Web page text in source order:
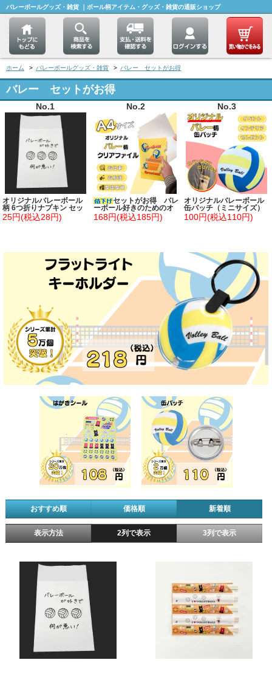
バレーボールグッズ・雑貨 ｜ボール柄アイテム・グッズ・雑貨の通販ショップ
ホーム > バレーボールグッズ・雑貨 > バレー セットがお得
バレー セットがお得
No.1
オリジナルバレーボール
柄 6つ折りナプキン セッ
トがお得 単価7円～
25円(税込28円)
No.2
セットがお得 バレ
ーボール好きのためのオ
リジナルクリアファイ
ル 単価１５８円～
168円(税込185円)
No.3
オリジナルバレーボール
缶バッチ（ミニサイズ）
100円(税込110円)
おすすめ順 価格順 新着順
表示方法 2列で表示 3列で表示